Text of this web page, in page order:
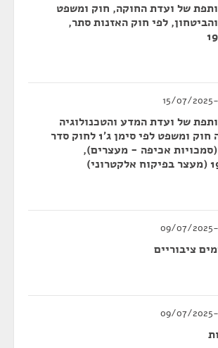
של ועדת החוקה, חוק ומשפט
לפי חוק האזנות סתר,
של ועדת המדע והטכנולוגיה
וועדת החוקה חוק ומשפט לפי סימן ג'1 לחוק סדר
(סמכויות אכיפה - מעצרים),
ציבוריים